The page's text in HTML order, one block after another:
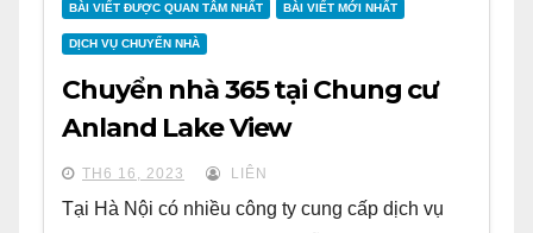
BÀI VIẾT ĐƯỢC QUAN TÂM NHẤT BÀI VIẾT MỚI NHẤT
DỊCH VỤ CHUYỂN NHÀ
Chuyển nhà 365 tại Chung cư
Anland Lake View
TH6 16, 2023 LIÊN
Tại Hà Nội có nhiều công ty cung cấp dịch vụ